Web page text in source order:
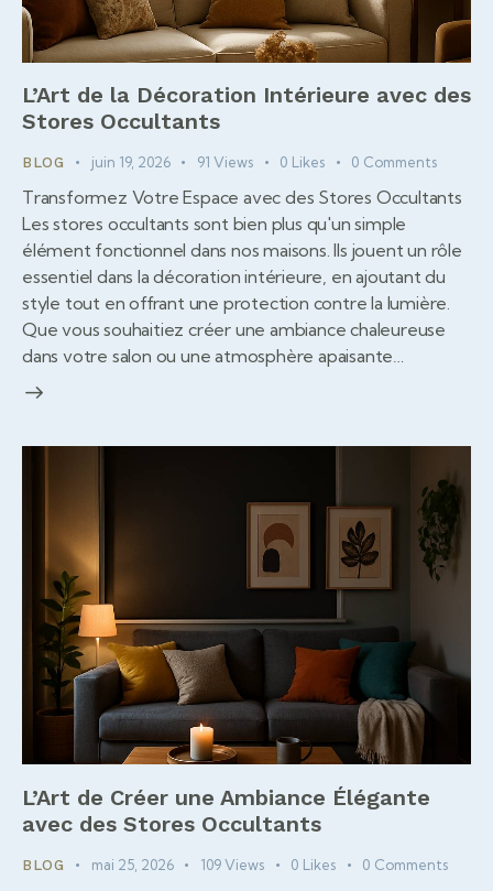
L’Art de la Décoration Intérieure avec des
Stores Occultants
BLOG juin 19, 2026 91 Views 0 Likes 0 Comments
Transformez Votre Espace avec des Stores Occultants
Les stores occultants sont bien plus qu'un simple
élément fonctionnel dans nos maisons. Ils jouent un rôle
essentiel dans la décoration intérieure, en ajoutant du
style tout en offrant une protection contre la lumière.
Que vous souhaitiez créer une ambiance chaleureuse
dans votre salon ou une atmosphère apaisante…
L’Art de Créer une Ambiance Élégante
avec des Stores Occultants
BLOG mai 25, 2026 109 Views 0 Likes 0 Comments